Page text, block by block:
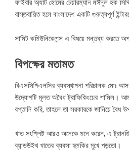
ফাইবার অ্যাট হোমের চেয়ারম্যান মঈনুল হক
বাস্তবায়িত হলে বাংলাদেশ একটি গুরুত্বপূর্ণ
সামিট কমিউনিকেশন্স এ বিষয়ে মন্তব্য করতে
বিপক্ষের মতামত
বিএসসিপিএলসির ব্যবস্থাপনা পরিচালক মোঃ
উদ্যোগটি মূলত অবৈধ ট্রাফিকিংয়ের শামিল।
রপ্তানি করি, তাহলে তা সরকারকে জানিয়ে বৈধ
খাত সংশ্লিষ্ট আরও অনেকে মনে করেন, এ
ব্যান্ডউইথ খাতের ব্যবসা হুমকির মুখে পড়তো।